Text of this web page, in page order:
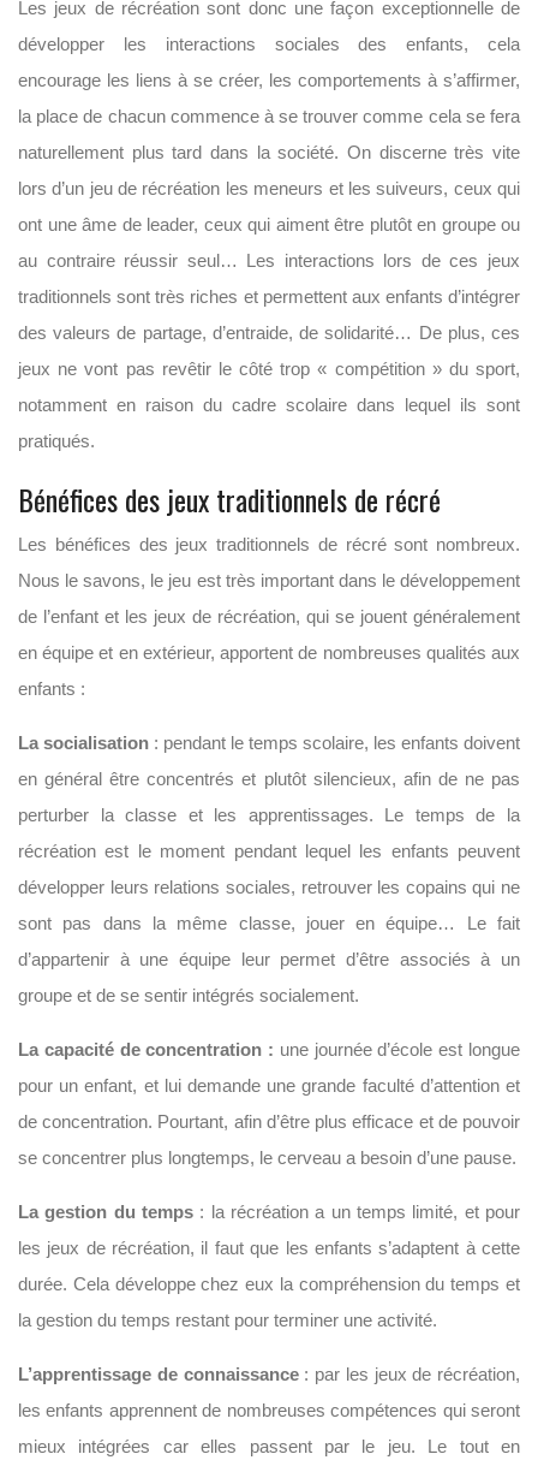
Les jeux de récréation sont donc une façon exceptionnelle de
développer les interactions sociales des enfants, cela
encourage les liens à se créer, les comportements à s’affirmer,
la place de chacun commence à se trouver comme cela se fera
naturellement plus tard dans la société. On discerne très vite
lors d’un jeu de récréation les meneurs et les suiveurs, ceux qui
ont une âme de leader, ceux qui aiment être plutôt en groupe ou
au contraire réussir seul… Les interactions lors de ces jeux
traditionnels sont très riches et permettent aux enfants d’intégrer
des valeurs de partage, d’entraide, de solidarité… De plus, ces
jeux ne vont pas revêtir le côté trop « compétition » du sport,
notamment en raison du cadre scolaire dans lequel ils sont
pratiqués.
Bénéfices des jeux traditionnels de récré
Les bénéfices des jeux traditionnels de récré sont nombreux.
Nous le savons, le jeu est très important dans le développement
de l’enfant et les jeux de récréation, qui se jouent généralement
en équipe et en extérieur, apportent de nombreuses qualités aux
enfants :
La socialisation : pendant le temps scolaire, les enfants doivent
en général être concentrés et plutôt silencieux, afin de ne pas
perturber la classe et les apprentissages. Le temps de la
récréation est le moment pendant lequel les enfants peuvent
développer leurs relations sociales, retrouver les copains qui ne
sont pas dans la même classe, jouer en équipe… Le fait
d’appartenir à une équipe leur permet d’être associés à un
groupe et de se sentir intégrés socialement.
La capacité de concentration : une journée d’école est longue
pour un enfant, et lui demande une grande faculté d’attention et
de concentration. Pourtant, afin d’être plus efficace et de pouvoir
se concentrer plus longtemps, le cerveau a besoin d’une pause.
La gestion du temps : la récréation a un temps limité, et pour
les jeux de récréation, il faut que les enfants s’adaptent à cette
durée. Cela développe chez eux la compréhension du temps et
la gestion du temps restant pour terminer une activité.
L’apprentissage de connaissance: par les jeux de récréation,
les enfants apprennent de nombreuses compétences qui seront
mieux intégrées car elles passent par le jeu. Le tout en